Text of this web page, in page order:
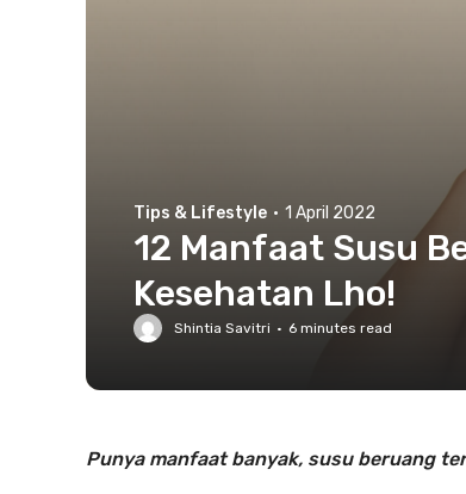
Tips & Lifestyle · 1 April 2022
12 Manfaat Susu
Kesehatan Lho!
Shintia Savitri · 6 minutes read
Punya manfaat banyak, susu beruang